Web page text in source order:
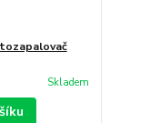
Skladem